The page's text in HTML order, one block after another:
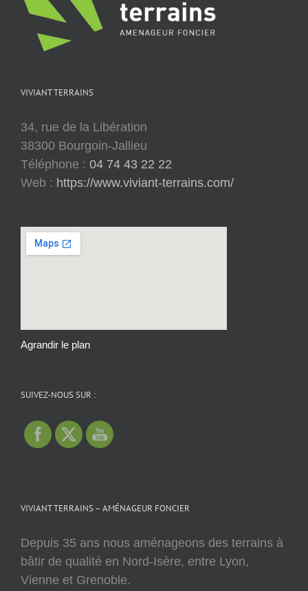
VIVIANT TERRAINS
34, rue de la Libération
38300 Bourgoin-Jallieu
Téléphone : 04 74 43 22 22
Web : https://www.viviant-terrains.com/
Agrandir le plan
SUIVEZ-NOUS SUR :
VIVIANT TERRAINS – AMÉNAGEUR FONCIER
Depuis 35 ans nous aménageons des terrains à
bâtir de qualité en Nord-Isère, entre Lyon,
Vienne et Grenoble.